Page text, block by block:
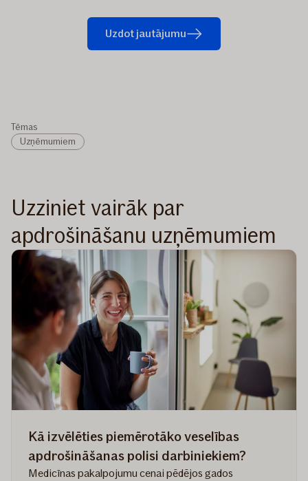
Uzdot jautājumu
Tēmas
Uzņēmumiem
Uzziniet vairāk par
apdrošināšanu uzņēmumiem
Kā izvēlēties piemērotāko veselības
apdrošināšanas polisi darbiniekiem?
Medicīnas pakalpojumu cenai pēdējos gados